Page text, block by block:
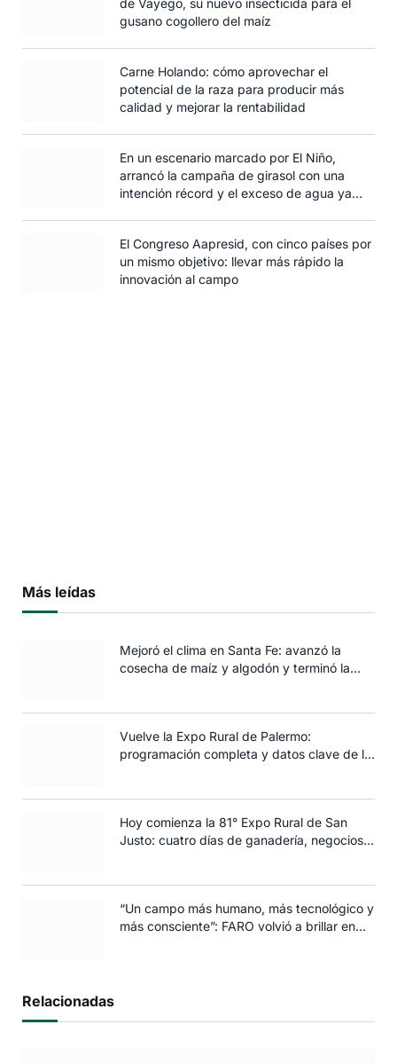
de Vayego, su nuevo insecticida para el
gusano cogollero del maíz
Carne Holando: cómo aprovechar el
potencial de la raza para producir más
calidad y mejorar la rentabilidad
En un escenario marcado por El Niño,
arrancó la campaña de girasol con una
intención récord y el exceso de agua ya
El Congreso Aapresid, con cinco países por
un mismo objetivo: llevar más rápido la
innovación al campo
Más leídas
Mejoró el clima en Santa Fe: avanzó la
cosecha de maíz y algodón y terminó la
Vuelve la Expo Rural de Palermo:
programación completa y datos clave de la
Hoy comienza la 81° Expo Rural de San
Justo: cuatro días de ganadería, negocios y
“Un campo más humano, más tecnológico y
más consciente”: FARO volvió a brillar en
Relacionadas